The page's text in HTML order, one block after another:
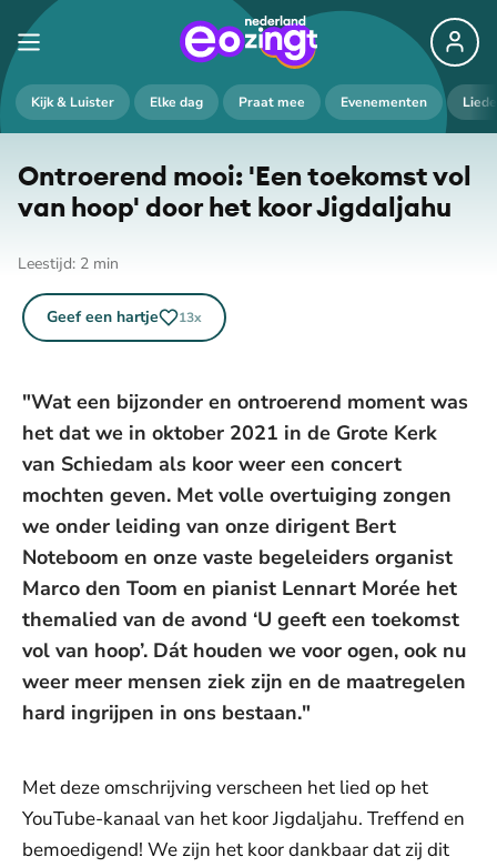
Kijk & Luister Elke dag Praat mee Evenementen
Ontroerend mooi: 'Een toekomst vol
van hoop' door het koor Jigdaljahu
Leestijd: 2 min
Geef een hartje 13x
"Wat een bijzonder en ontroerend moment was
het dat we in oktober 2021 in de Grote Kerk
van Schiedam als koor weer een concert
mochten geven. Met volle overtuiging zongen
we onder leiding van onze dirigent Bert
Noteboom en onze vaste begeleiders organist
Marco den Toom en pianist Lennart Morée het
themalied van de avond ‘U geeft een toekomst
vol van hoop’. Dát houden we voor ogen, ook nu
weer meer mensen ziek zijn en de maatregelen
hard ingrijpen in ons bestaan."
Met deze omschrijving verscheen het lied op het
YouTube-kanaal van het koor Jigdaljahu. Treffend en
bemoedigend! We zijn het koor dankbaar dat zij dit